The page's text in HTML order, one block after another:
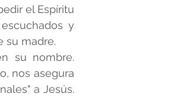
el Espíritu
y
su madre.
su nombre.
nos asegura
a Jesús.